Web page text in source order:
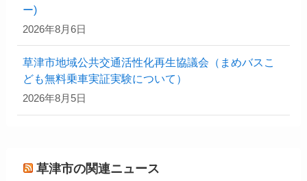
ー)
2026年8月6日
草津市地域公共交通活性化再生協議会（まめバスこ
ども無料乗車実証実験について）
2026年8月5日
草津市の関連ニュース